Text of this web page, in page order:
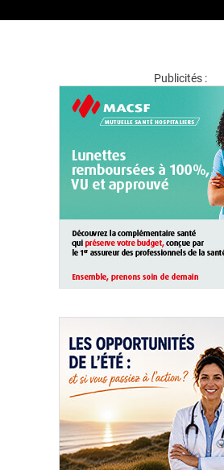
Publicités :